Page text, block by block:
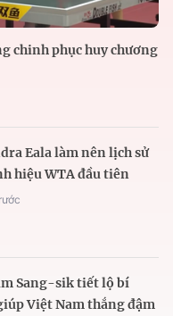
chinh phục huy chương
Eala làm nên lịch sử
hiệu WTA đầu tiên
Sang-sik tiết lộ bí
Việt Nam thắng đậm